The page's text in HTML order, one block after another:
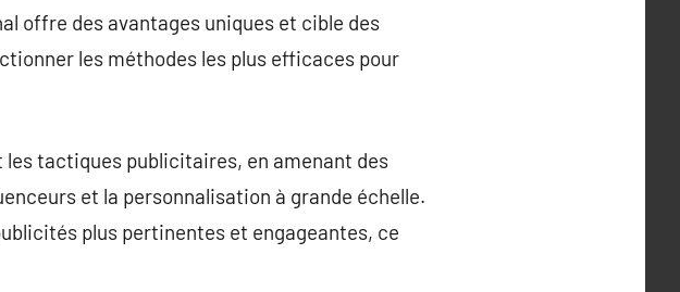
offre des avantages uniques et cible des
les méthodes les plus efficaces pour
les tactiques publicitaires, en amenant des
et la personnalisation à grande échelle.
plus pertinentes et engageantes, ce